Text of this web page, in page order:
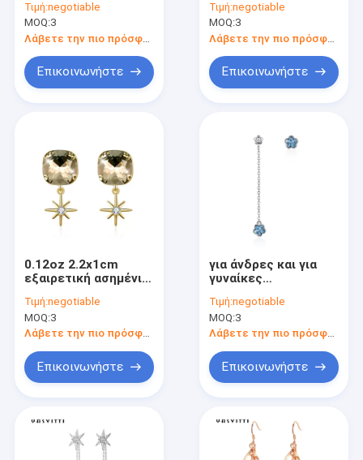
στηριγμάτων
σφαιρών Birthstone
σκουλαρικιών
κοσμήματος
γραμμαρίου
Τιμή:negotiable
MOQ:3
Λάβετε την πιο πρόσφατη τιμή
Επικοινωνήστε
στηριγμάτων
τριφυλλιού φύλλων
εξαιρετικός
ασημένιος ODM
σκουλαρικιών
Τιμή:negotiable
MOQ:3
Επικοινωνήστε
0.12oz 2.2x1cm
εξαιρετική ασημένια
σκουλαρικιών S925
κοσμήματος
ταλαντεύουν τα
Τιμή:negotiable
MOQ:3
Λάβετε την πιο πρόσφατη τιμή
Επικοινωνήστε
για άνδρες και για
γυναίκες
λουλουδιών
διαμαντιών πτώσης
κραμάτων
πτώσης θυσάνων
2.3in 3.7g
Τιμή:negotiable
MOQ:3
Επικοινωνήστε